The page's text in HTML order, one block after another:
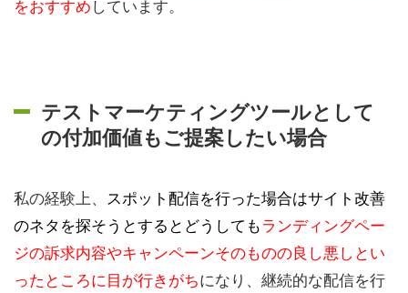
をおすすめしています。
テストマーケティングツールとして
の付加価値もご提案したい場合
私の経験上、 スポット配信を行った場合はサイト改善
のネタを探そうとするとどうしてもランディングペー
ジの訴求内容やキャンペーンそのものの良し悪しとい
ったところに目が行きがちになり、継続的な配信を行